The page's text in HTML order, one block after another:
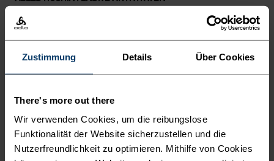
Zustimmung Details Über Cookies
There's more out there
Wir verwenden Cookies, um die reibungslose
Funktionalität der Website sicherzustellen und die
Nutzerfreundlichkeit zu optimieren. Mithilfe von Cookies
Training - Running
MATERIALEIGENSCHAFTEN
POLYAMID
seiner Strapazierfähigkeit, Leichtigkeit und
schnelltrocknenden Eigenschaften hervorragend für
Sportkleidung. Produkte aus Polyamid sind robust und
verschleissfest und haben eine glatte Textur.